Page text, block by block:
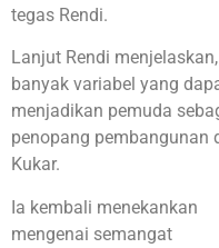
tegas Rendi.
Lanjut Rendi menjelaskan,
banyak variabel yang
menjadikan pemuda
penopang pembangunan
Kukar.
Ia kembali menekankan
mengenai semangat